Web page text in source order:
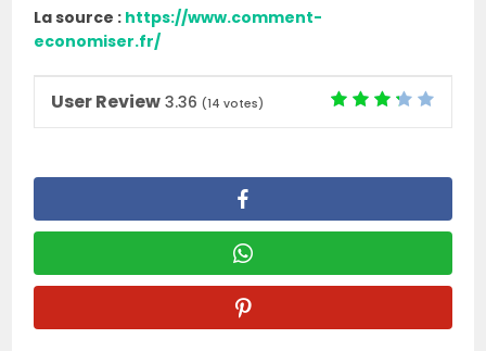
La source : https://www.comment-
economiser.fr/
User Review 3.36 (14 votes)